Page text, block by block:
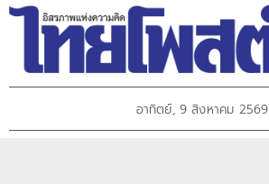
อาทิตย์, 9 สิงหาคม 2569